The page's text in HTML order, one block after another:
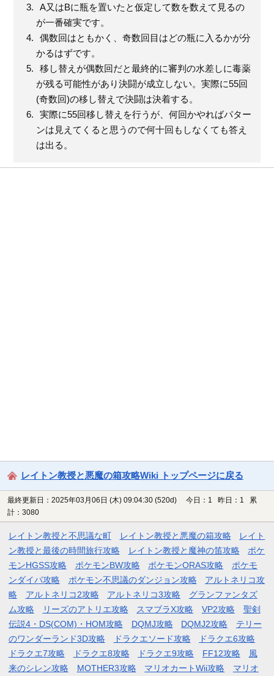
A又はBに瓶を置いたと仮定して数を数えて見るの
が一番確実です。
偶数回はともかく、奇数回目はどの瓶に入るかが分
かるはずです。
移し替えが偶数回だと最終的に審判の水差しに毒薬
が残る可能性があり決闘が成立しない。実際に55回
(奇数回)の移し替えで決闘は決着する。
実際に55回移し替えを行うが、何回かやればパター
ンは見えてくると思うので何十回もしなくても答え
は出る。
レイトン教授と悪魔の箱攻略Wiki トップページに戻る
最終更新日：2025年03月06日 (木) 09:04:30 (520d)
今日：1 昨日：1 累
計：3080
レイトン教授と不思議な町 レイトン教授と悪魔の箱攻略
レイト
ン教授と最後の時間旅行攻略
レイトン教授と魔神の笛攻略
ポケ
モンHGSS攻略
ポケモンBW攻略 ポケモンORAS攻略
ポケモ
ンダイパ攻略
ポケモン不思議のダンジョン攻略
アルトネリコ攻
略
アルトネリコ2攻略 アルトネリコ3攻略
グランファンタズ
ム攻略
リーズのアトリエ攻略 スマブラX攻略 VP2攻略
聖剣
伝説4・DS(COM)・HOM攻略
DQMJ攻略 DQMJ2攻略
テリー
のワンダーランド3D攻略
ドラクエソード攻略
ドラクエ6攻略
ドラクエ7攻略
ドラクエ8攻略 ドラクエ9攻略 FF12攻略
風
来のシレン攻略
MOTHER3攻略 マリオカートWii攻略 マリオ